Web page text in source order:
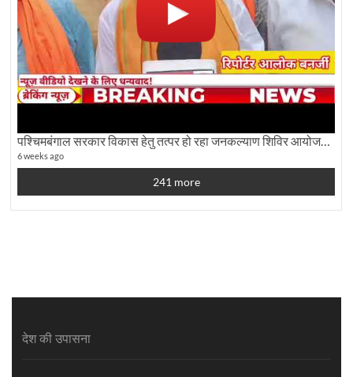
पश्चिमबंगाल सरकार विकास हेतु तत्पर हो रहा जनकल्याण शिविर आयोजन:कृषि मंत्री दूध कुमार मंडल से बातचीत
6 weeks ago
241 more
देश की उपासना